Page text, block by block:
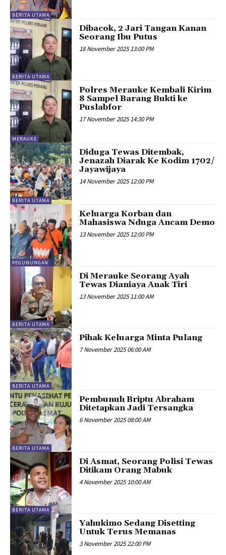
BERITA UTAMA
BERITA UTAMA
Dibacok, 2 Jari Tangan Kanan
Seorang Ibu Putus
18 November 2025 13:00 PM
MERAUKE
Polres Merauke Kembali Kirim
8 Sampel Barang Bukti ke
Puslabfor
17 November 2025 14:30 PM
BERITA UTAMA
Diduga Tewas Ditembak,
Jenazah Diarak Ke Kodim 1702/
Jayawijaya
14 November 2025 12:00 PM
PEGUNUNGAN
Keluarga Korban dan
Mahasiswa Nduga Ancam Demo
13 November 2025 12:00 PM
BERITA UTAMA
Di Merauke Seorang Ayah
Tewas Dianiaya Anak Tiri
13 November 2025 11:00 AM
BERITA UTAMA
Pihak Keluarga Minta Pulang
7 November 2025 06:00 AM
BERITA UTAMA
Pembunuh Briptu Abraham
Ditetapkan Jadi Tersangka
6 November 2025 08:00 AM
BERITA UTAMA
Di Asmat, Seorang Polisi Tewas
Ditikam Orang Mabuk
4 November 2025 10:00 AM
Yahukimo Sedang Disetting
Untuk Terus Memanas
3 November 2025 22:00 PM